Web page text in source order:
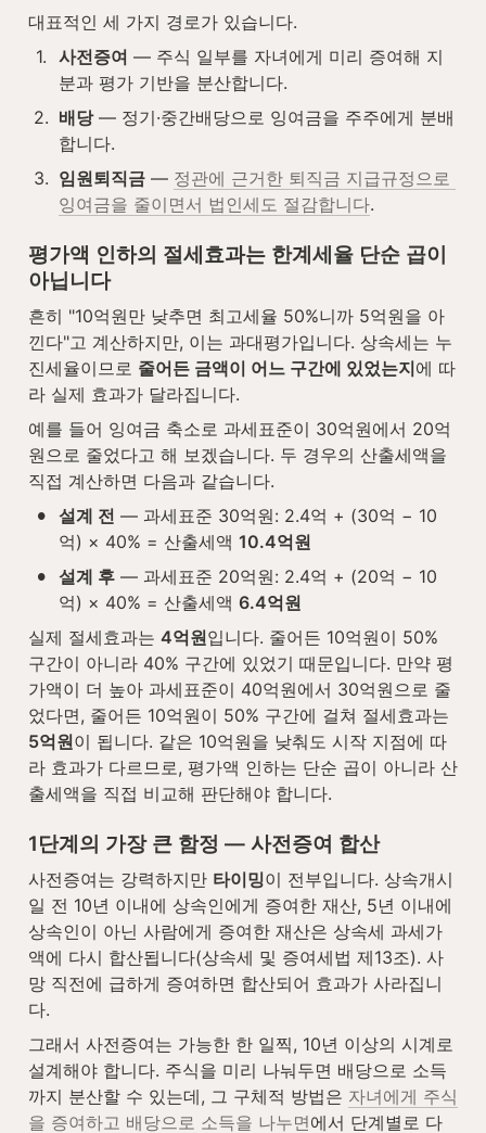
대표적인 세 가지 경로가 있습니다.
1. 사전증여 — 주식 일부를 자녀에게 미리 증여해 지
분과 평가 기반을 분산합니다.
2. 배당 — 정기·중간배당으로 잉여금을 주주에게 분배
합니다.
3. 임원퇴직금 — 정관에 근거한 퇴직금 지급규정으로
잉여금을 줄이면서 법인세도 절감합니다.
평가액 인하의 절세효과는 한계세율 단순 곱이
아닙니다
흔히 "10억원만 낮추면 최고세율 50%니까 5억원을 아
낀다"고 계산하지만, 이는 과대평가입니다. 상속세는 누
진세율이므로 줄어든 금액이 어느 구간에 있었는지에 따
라 실제 효과가 달라집니다.
예를 들어 잉여금 축소로 과세표준이 30억원에서 20억
원으로 줄었다고 해 보겠습니다. 두 경우의 산출세액을
직접 계산하면 다음과 같습니다.
• 설계 전 — 과세표준 30억원: 2.4억 + (30억 − 10
억) × 40% = 산출세액 10.4억원
• 설계 후 — 과세표준 20억원: 2.4억 + (20억 − 10
억) × 40% = 산출세액 6.4억원
실제 절세효과는 4억원입니다. 줄어든 10억원이 50%
구간이 아니라 40% 구간에 있었기 때문입니다. 만약 평
가액이 더 높아 과세표준이 40억원에서 30억원으로 줄
5억원이 됩니다. 같은 10억원을 낮춰도 시작 지점에 따
라 효과가 다르므로, 평가액 인하는 단순 곱이 아니라 산
출세액을 직접 비교해 판단해야 합니다.
1단계의 가장 큰 함정 — 사전증여 합산
사전증여는 강력하지만 타이밍이 전부입니다. 상속개시
일 전 10년 이내에 상속인에게 증여한 재산, 5년 이내에
상속인이 아닌 사람에게 증여한 재산은 상속세 과세가
액에 다시 합산됩니다(상속세 및 증여세법 제13조). 사
망 직전에 급하게 증여하면 합산되어 효과가 사라집니
다.
그래서 사전증여는 가능한 한 일찍, 10년 이상의 시계로
설계해야 합니다. 주식을 미리 나눠두면 배당으로 소득
까지 분산할 수 있는데, 그 구체적 방법은 자녀에게 주식
을 증여하고 배당으로 소득을 나누면에서 단계별로 다